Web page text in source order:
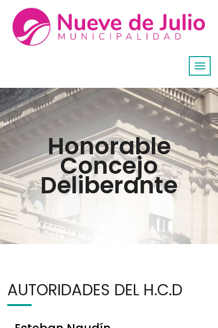
Honorable
Concejo
Deliberante
AUTORIDADES DEL H.C.D